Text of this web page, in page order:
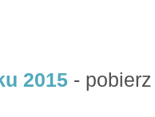
2015 -